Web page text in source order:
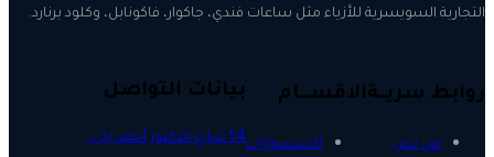
التجارية السويسرية للأزياء مثل ساعات فندي، جاكوار، فاكونابل، وكلود برنارد.
روابط سريــة
من نحن
الاقســـام
اكسسوارات
بيانات التواصل
54 شارع الدكتور أحمد زكي،